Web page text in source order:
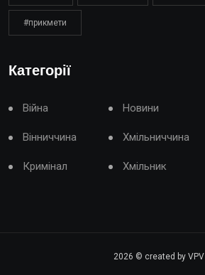
#прикмети
Категорії
Війна Новини
Вінниччина Хмільниччина
Кримінал Хмільник
2026 © created by VPV